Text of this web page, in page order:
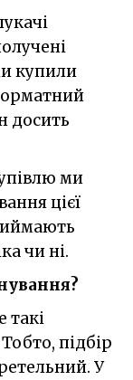
купили
досить
ми
цієї
чи ні.
такі
підбір
У